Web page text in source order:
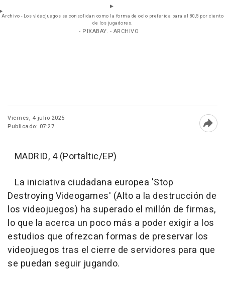
Archivo - Los videojuegos se consolidan como la forma de ocio preferida para el 80,5 por ciento
de los jugadores.
- PIXABAY. - ARCHIVO
Viernes, 4 julio 2025
Publicado: 07:27
MADRID, 4 (Portaltic/EP)
La iniciativa ciudadana europea 'Stop
Destroying Videogames' (Alto a la destrucción de
los videojuegos) ha superado el millón de firmas,
lo que la acerca un poco más a poder exigir a los
estudios que ofrezcan formas de preservar los
videojuegos tras el cierre de servidores para que
se puedan seguir jugando.